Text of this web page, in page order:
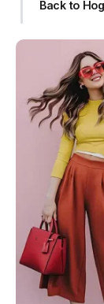
Back to